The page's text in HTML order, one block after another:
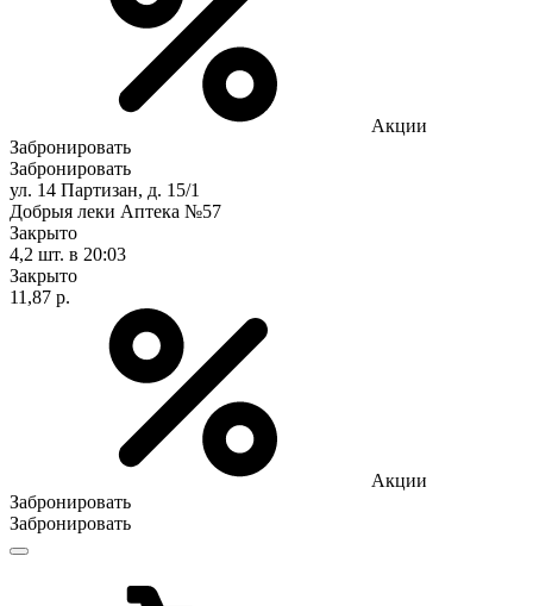
Акции
Забронировать
Забронировать
ул. 14 Партизан, д. 15/1
Добрыя леки Аптека №57
Закрыто
4,2 шт. в 20:03
Закрыто
11,87 р.
Акции
Забронировать
Забронировать